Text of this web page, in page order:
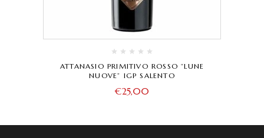
ATTANASIO PRIMITIVO ROSSO “LUNE
NUOVE” IGP SALENTO
€25,00